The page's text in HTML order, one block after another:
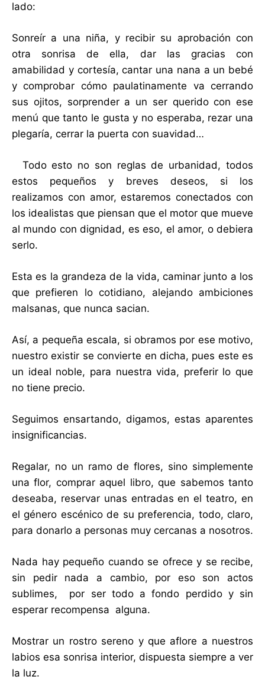
lado:
Sonreír a una niña, y recibir su aprobación con
otra sonrisa de ella, dar las gracias con
amabilidad y cortesía, cantar una nana a un bebé
y comprobar cómo paulatinamente va cerrando
sus ojitos, sorprender a un ser querido con ese
menú que tanto le gusta y no esperaba, rezar una
plegaría, cerrar la puerta con suavidad…
Todo esto no son reglas de urbanidad, todos
estos pequeños y breves deseos, si los
realizamos con amor, estaremos conectados con
los idealistas que piensan que el motor que mueve
al mundo con dignidad, es eso, el amor, o debiera
serlo.
Esta es la grandeza de la vida, caminar junto a los
que prefieren lo cotidiano, alejando ambiciones
malsanas, que nunca sacian.
Así, a pequeña escala, si obramos por ese motivo,
nuestro existir se convierte en dicha, pues este es
un ideal noble, para nuestra vida, preferir lo que
no tiene precio.
Seguimos ensartando, digamos, estas aparentes
insignificancias.
Regalar, no un ramo de flores, sino simplemente
una flor, comprar aquel libro, que sabemos tanto
deseaba, reservar unas entradas en el teatro, en
el género escénico de su preferencia, todo, claro,
para donarlo a personas muy cercanas a nosotros.
Nada hay pequeño cuando se ofrece y se recibe,
sin pedir nada a cambio, por eso son actos
sublimes, por ser todo a fondo perdido y sin
esperar recompensa alguna.
Mostrar un rostro sereno y que aflore a nuestros
labios esa sonrisa interior, dispuesta siempre a ver
la luz.